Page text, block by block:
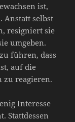
ist,
Anstatt selbst
resigniert sie
umgeben.
führen, dass
auf die
zu reagieren.
Interesse
Stattdessen